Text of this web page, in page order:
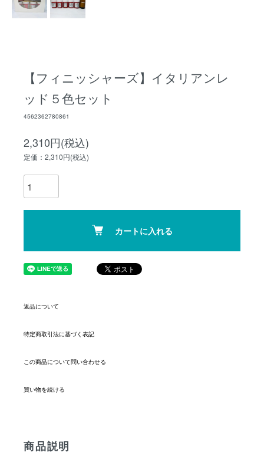
【フィニッシャーズ】イタリアンレ
ッド５色セット
4562362780861
2,310円(税込)
定価：2,310円(税込)
カートに入れる
返品について
特定商取引法に基づく表記
この商品について問い合わせる
買い物を続ける
商品説明